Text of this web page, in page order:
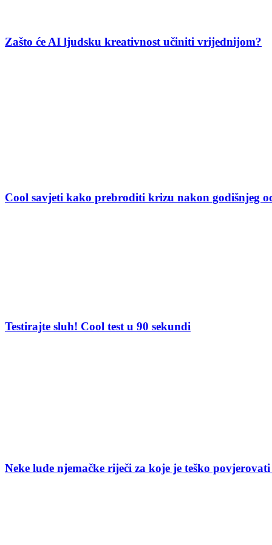
Zašto će AI ljudsku kreativnost učiniti vrijednijom?
Cool savjeti kako prebroditi krizu nakon godišnjeg
Testirajte sluh! Cool test u 90 sekundi
Neke lude njemačke riječi za koje je teško